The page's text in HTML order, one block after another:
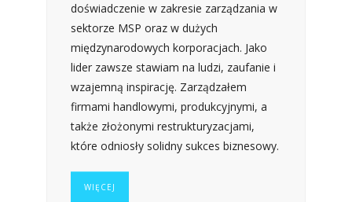
doświadczenie w zakresie zarządzania w
sektorze MSP oraz w dużych
międzynarodowych korporacjach. Jako
lider zawsze stawiam na ludzi, zaufanie i
wzajemną inspirację. Zarządzałem
firmami handlowymi, produkcyjnymi, a
także złożonymi restrukturyzacjami,
które odniosły solidny sukces biznesowy.
WIĘCEJ